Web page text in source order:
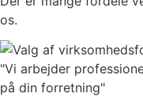
os.
"Vi arbejder
på din forretning"